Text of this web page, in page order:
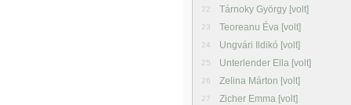
22 Tárnoky György [volt]
23 Teoreanu Éva [volt]
24 Ungvári Ildikó [volt]
25 Unterlender Ella [volt]
26 Zelina Márton [volt]
27 Zicher Emma [volt]